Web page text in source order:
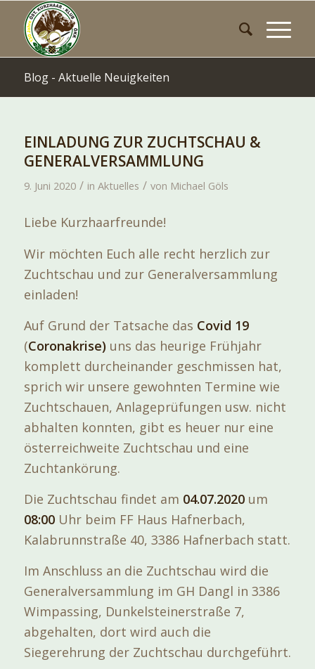
Blog - Aktuelle Neuigkeiten
EINLADUNG ZUR ZUCHTSCHAU &
GENERALVERSAMMLUNG
9. Juni 2020 / in Aktuelles / von Michael Göls
Liebe Kurzhaarfreunde!
Wir möchten Euch alle recht herzlich zur
Zuchtschau und zur Generalversammlung
einladen!
Auf Grund der Tatsache das Covid 19
(Coronakrise) uns das heurige Frühjahr
komplett durcheinander geschmissen hat,
sprich wir unsere gewohnten Termine wie
Zuchtschauen, Anlageprüfungen usw. nicht
abhalten konnten, gibt es heuer nur eine
österreichweite Zuchtschau und eine
Zuchtankörung.
Die Zuchtschau findet am 04.07.2020um
08:00Uhr beim FF Haus Hafnerbach,
Kalabrunnstraße 40, 3386 Hafnerbach statt.
Im Anschluss an die Zuchtschau wird die
Generalversammlung im GH Dangl in 3386
Wimpassing, Dunkelsteinerstraße 7,
abgehalten, dort wird auch die
Siegerehrung der Zuchtschau durchgeführt.